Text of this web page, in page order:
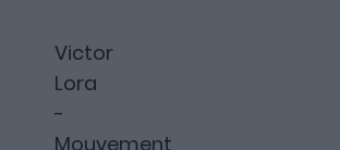
Victor
Lora
-
Mouvement